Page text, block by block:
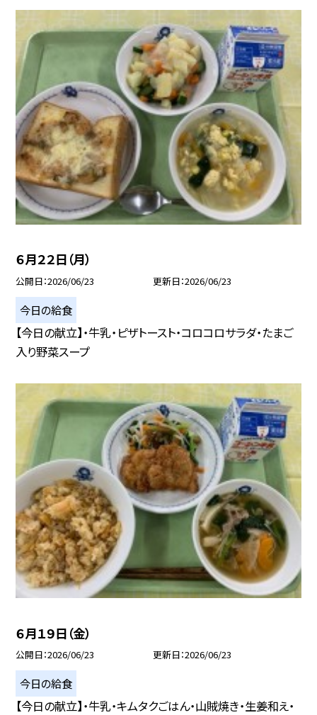
６月２２日（月）
公開日 2026/06/23 更新日 2026/06/23
今日の給食
【今日の献立】・牛乳・ピザトースト・コロコロサラダ・たまご
入り野菜スープ
６月１９日（金）
公開日 2026/06/23 更新日 2026/06/23
今日の給食
【今日の献立】・牛乳・キムタクごはん・山賊焼き・生姜和え・